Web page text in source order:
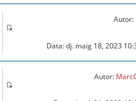
Autor:
Data: dj. maig 18, 2023
Autor: